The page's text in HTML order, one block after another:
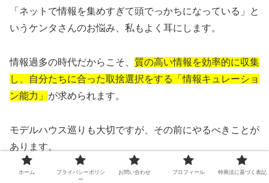
「ネットで情報を集めすぎて頭でっかちになっている」と
いうケンタさんのお悩み、私もよく耳にします。
情報過多の時代だからこそ、 質の高い情報を効率的に収集
し、自分たちに合った取捨選択をする「情報キュレーショ
ン能力」 が求められます。
モデルハウス巡りも大切ですが、その前にやるべきことが
あります。
複数の住宅会社・金融機関から情報を集める：
ホーム
プライバシーポリシ
ー
お問い合わせ プロフィール 特商法に基づく表記